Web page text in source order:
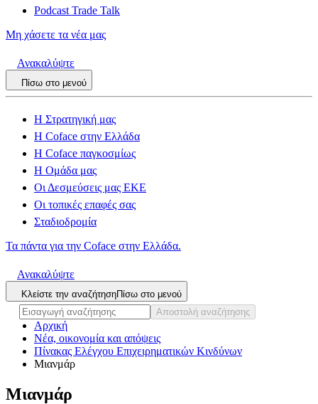
Podcast Trade Talk
Μη χάσετε τα νέα μας
Ανακαλύψτε
Πίσω στο μενού
Η Στρατηγική μας
Η Coface στην Ελλάδα
Η Coface παγκοσμίως
Η Ομάδα μας
Οι Δεσμεύσεις μας ΕΚΕ
Οι τοπικές επαφές σας
Σταδιοδρομία
Τα πάντα για την Coface στην Ελλάδα.
Ανακαλύψτε
Κλείστε την αναζήτησηΠίσω στο μενού
Αποστολή αναζήτησης
Αρχική
Νέα, οικονομία και απόψεις
Πίνακας Ελέγχου Επιχειρηματικών Κινδύνων
Μιανμάρ
Μιανμάρ